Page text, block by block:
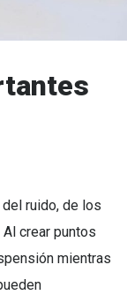
ruido, de los
crear puntos
mientras